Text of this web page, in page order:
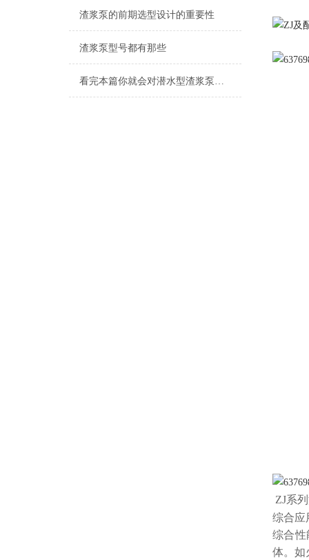
渣浆泵的前期选型设计的重要性
渣浆泵型号都有那些
看完本篇你就会对潜水型渣浆泵有更多了解
ZJ系
综合应
综合性
体。如